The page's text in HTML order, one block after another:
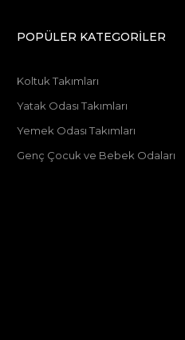
POPÜLER KATEGORİLER
Koltuk Takımları
Yatak Odası Takımları
Yemek Odası Takımları
Genç Çocuk ve Bebek Odaları